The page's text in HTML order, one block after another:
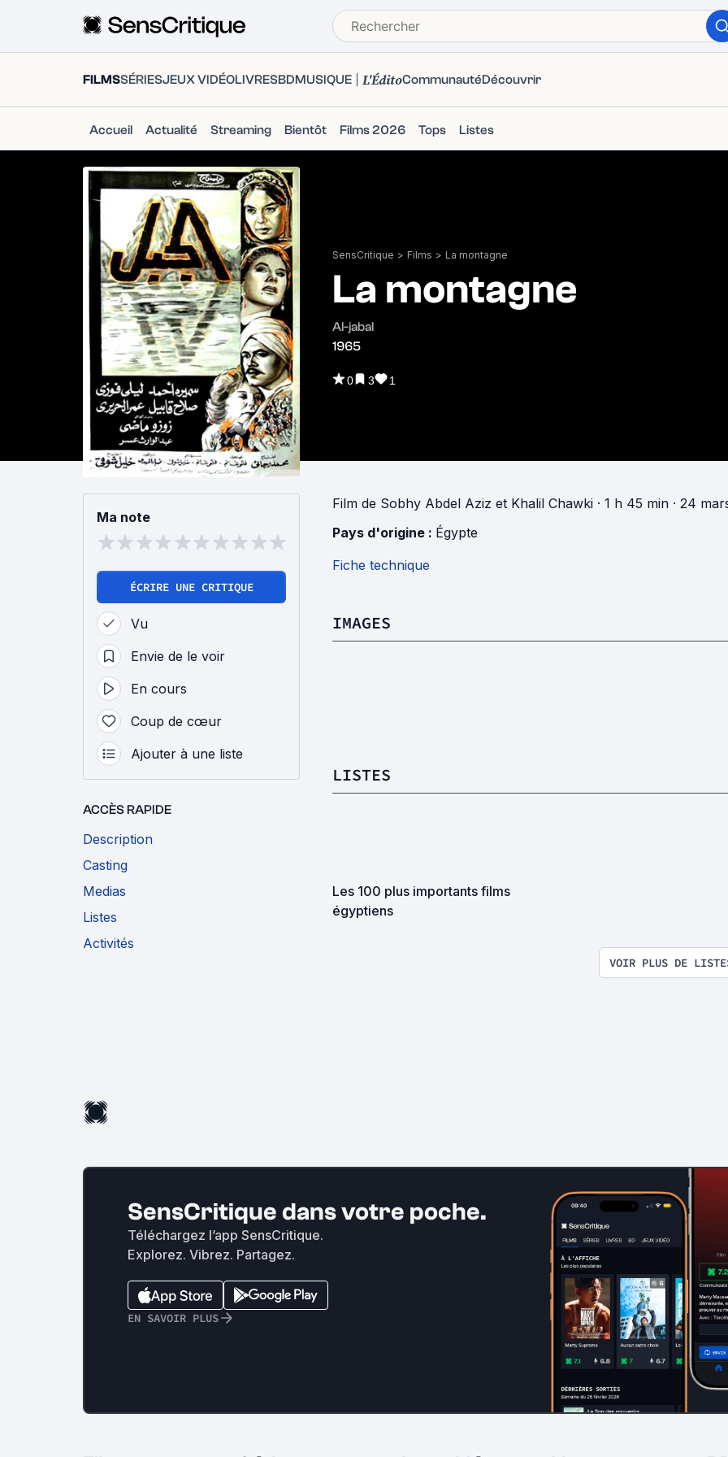
FILMSSÉRIESJEUX VIDÉOLIVRESBDMUSIQUE L'ÉditoCommunautéDécouvrir
Accueil Actualité Streaming Bientôt Films 2026 Tops Listes
SensCritique > Films > La montagne
La montagne
Al-jabal
1965
0 3 1
Ma note
ÉCRIRE UNE CRITIQUE
Vu
Envie de le voir
En cours
Coup de cœur
Ajouter à une liste
ACCÈS RAPIDE
Description
Casting
Medias
Listes
Activités
Film de Sobhy Abdel Aziz et Khalil Chawki · 1 h 45 min · 24
Pays d'origine : Égypte
Fiche technique
IMAGES
LISTES
Les 100 plus importants films
égyptiens
VOIR PLUS DE
SensCritique dans votre poche.
Téléchargez l’app SensCritique.
Explorez. Vibrez. Partagez.
EN SAVOIR PLUS